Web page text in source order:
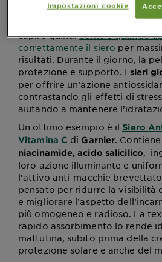
Per scegliere il prodotto più
capire quindicome e quando
correttamente il siero per
risultati. Durante il giorno, la
protezione e supporto. I sieri
per offrire un’azione
contrastando gli effetti di
aiutando a mantenere
Un ottimo esempio è il Siero
Vitamina C di Garnier.
niacinamide, acido salicilico,
loro azione illuminante e
l’attivo anti-macchie
pensato per ridurre la visibilità
e migliorare l’aspetto
più omogeneo e radioso. La
rapido assorbimento lo rende
mattutina, subito prima della
protezione solare e anche del
Impostazioni cookie